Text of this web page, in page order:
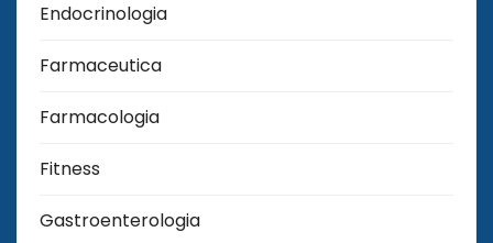
Endocrinologia
Farmaceutica
Farmacologia
Fitness
Gastroenterologia